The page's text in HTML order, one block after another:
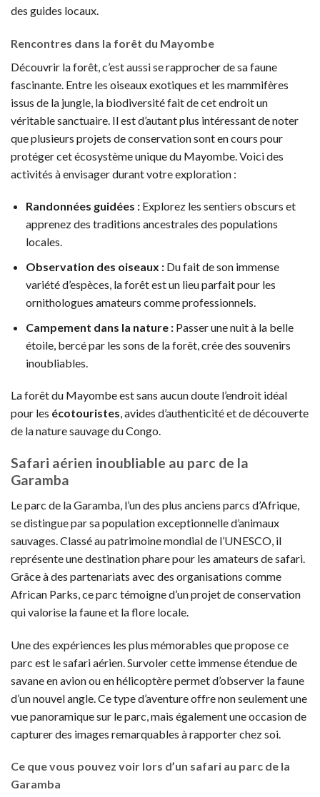
des guides locaux.
Rencontres dans la forêt du Mayombe
Découvrir la forêt, c’est aussi se rapprocher de sa faune
fascinante. Entre les oiseaux exotiques et les mammifères
issus de la jungle, la biodiversité fait de cet endroit un
véritable sanctuaire. Il est d’autant plus intéressant de noter
que plusieurs projets de conservation sont en cours pour
protéger cet écosystème unique du Mayombe. Voici des
activités à envisager durant votre exploration :
Randonnées guidées :Explorez les sentiers obscurs et
apprenez des traditions ancestrales des populations
locales.
Observation des oiseaux :Du fait de son immense
variété d’espèces, la forêt est un lieu parfait pour les
ornithologues amateurs comme professionnels.
Campement dans la nature :Passer une nuit à la belle
étoile, bercé par les sons de la forêt, crée des souvenirs
inoubliables.
La forêt du Mayombe est sans aucun doute l’endroit idéal
pour les écotouristes, avides d’authenticité et de découverte
de la nature sauvage du Congo.
Safari aérien inoubliable au parc de la
Garamba
Le parc de la Garamba, l’un des plus anciens parcs d’Afrique,
se distingue par sa population exceptionnelle d’animaux
sauvages. Classé au patrimoine mondial de l’UNESCO, il
représente une destination phare pour les amateurs de safari.
Grâce à des partenariats avec des organisations comme
African Parks, ce parc témoigne d’un projet de conservation
qui valorise la faune et la flore locale.
Une des expériences les plus mémorables que propose ce
parc est le safari aérien. Survoler cette immense étendue de
savane en avion ou en hélicoptère permet d’observer la faune
d’un nouvel angle. Ce type d’aventure offre non seulement une
vue panoramique sur le parc, mais également une occasion de
capturer des images remarquables à rapporter chez soi.
Ce que vous pouvez voir lors d’un safari au parc de la
Garamba